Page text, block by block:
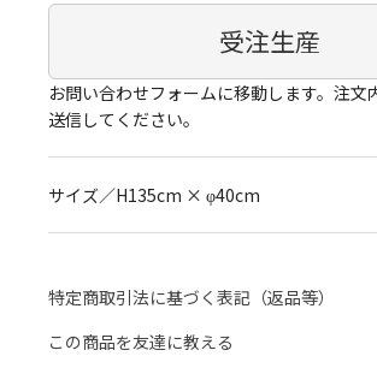
受注生産
お問い合わせフォームに移動します。注文
送信してください。
サイズ／H135cm × φ40cm
特定商取引法に基づく表記（返品等）
この商品を友達に教える